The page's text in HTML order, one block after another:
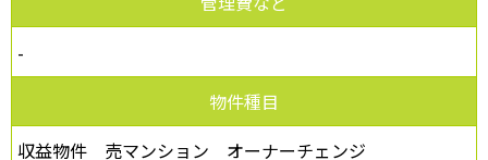
-
物件種目
収益物件 売マンション オーナーチェンジ